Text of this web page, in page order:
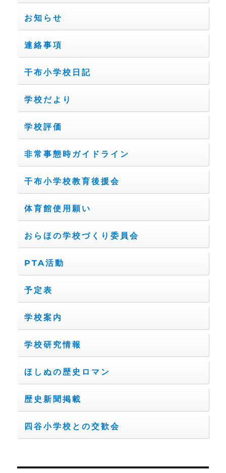
お知らせ
連絡事項
干布小学校日記
学校だより
学校評価
非常事態時ガイドライン
干布小学校教育後援会
体育館使用願い
おらほの学校づくり委員会
PTA活動
予定表
学校案内
学校研究情報
ほしぬの歴史ロマン
歴史新聞掲載
四谷小学校との交歓会